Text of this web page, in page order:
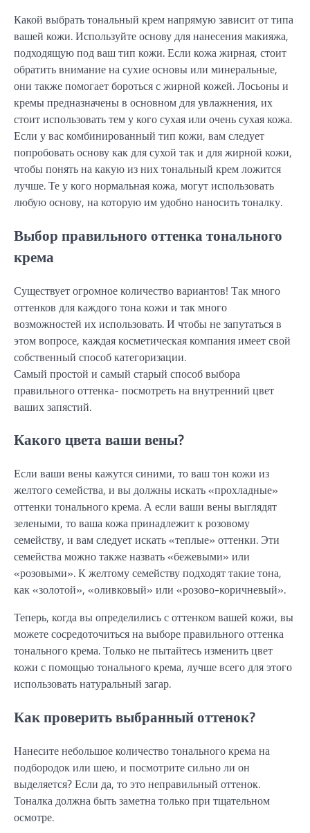
Какой выбрать тональный крем напрямую зависит от типа
вашей кожи. Используйте основу для нанесения макияжа,
подходящую под ваш тип кожи. Если кожа жирная, стоит
обратить внимание на сухие основы или минеральные,
они также помогает бороться с жирной кожей. Лосьоны и
кремы предназначены в основном для увлажнения, их
стоит использовать тем у кого сухая или очень сухая кожа.
Если у вас комбинированный тип кожи, вам следует
попробовать основу как для сухой так и для жирной кожи,
чтобы понять на какую из них тональный крем ложится
лучше. Те у кого нормальная кожа, могут использовать
любую основу, на которую им удобно наносить тоналку.
Выбор правильного оттенка тонального
крема
Существует огромное количество вариантов! Так много
оттенков для каждого тона кожи и так много
возможностей их использовать. И чтобы не запутаться в
этом вопросе, каждая косметическая компания имеет свой
собственный способ категоризации.
Самый простой и самый старый способ выбора
правильного оттенка- посмотреть на внутренний цвет
ваших запястий.
Какого цвета ваши вены?
Если ваши вены кажутся синими, то ваш тон кожи из
желтого семейства, и вы должны искать «прохладные»
оттенки тонального крема. А если ваши вены выглядят
зелеными, то ваша кожа принадлежит к розовому
семейству, и вам следует искать «теплые» оттенки. Эти
семейства можно также назвать «бежевыми» или
«розовыми». К желтому семейству подходят такие тона,
как «золотой», «оливковый» или «розово-коричневый».
Теперь, когда вы определились с оттенком вашей кожи, вы
можете сосредоточиться на выборе правильного оттенка
тонального крема. Только не пытайтесь изменить цвет
кожи с помощью тонального крема, лучше всего для этого
использовать натуральный загар.
Как проверить выбранный оттенок?
Нанесите небольшое количество тонального крема на
подбородок или шею, и посмотрите сильно ли он
выделяется? Если да, то это неправильный оттенок.
Тоналка должна быть заметна только при тщательном
осмотре.